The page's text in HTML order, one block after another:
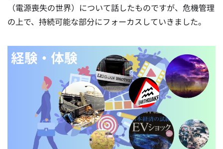
（電源喪失の世界）について話したものですが、危機管理
の上で、持続可能な部分にフォーカスしていきました。